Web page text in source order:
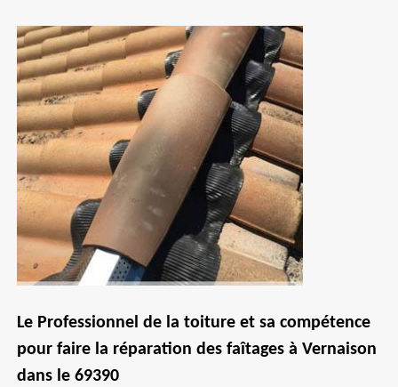
Le Professionnel de la toiture et sa compétence
pour faire la réparation des faîtages à Vernaison
dans le 69390